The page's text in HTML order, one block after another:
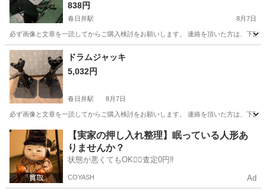
838円
春日井駅 8月7日
必ず画像と文章を一読してからご購入検討をお願いします。 連絡を頂いた方は、下
愛知 春日井市 春日井駅
ドラムジャッキ
5,032円
春日井駅 8月7日
必ず画像と文章を一読してからご購入検討をお願いします。 連絡を頂いた方は、下
愛知 春日井市 春日井駅 その他
【実家の押し入れ整理】眠っている人形あ
りませんか？
状態が悪くてもOK🙆‍♀️査定0円‼️
COYASH Ad